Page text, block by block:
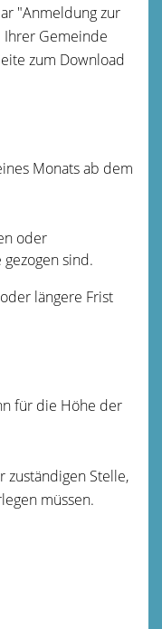
"Anmeldung zur
Ihrer Gemeinde
zum Download
Monats ab dem
oder
sind.
längere Frist
für die Höhe der
zuständigen Stelle,
müssen.